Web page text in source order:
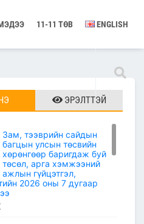
11-11 ТӨВ ENGLISH
ЭРЭЛТТЭЙ
Зам, тээврийн сайдын
багцын улсын төсвийн
хөрөнгөөр баригдаж буй
төсөл, арга хэмжээний
ажлын гүйцэтгэл,
2026 оны 7 дугаар